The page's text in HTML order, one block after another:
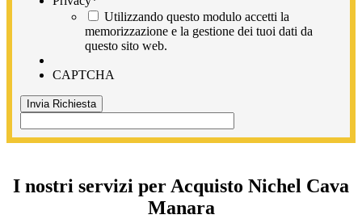
Utilizzando questo modulo accetti la
memorizzazione e la gestione dei tuoi dati da
questo sito web.
CAPTCHA
I nostri servizi per Acquisto Nichel Cava
Manara